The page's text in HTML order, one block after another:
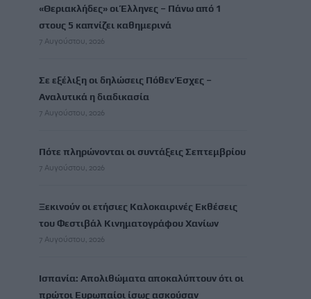
«Θεριακλήδες» οι Έλληνες – Πάνω από 1
στους 5 καπνίζει καθημερινά
7 Αυγούστου, 2026
Σε εξέλιξη οι δηλώσεις Πόθεν Έσχες –
Αναλυτικά η διαδικασία
7 Αυγούστου, 2026
Πότε πληρώνονται οι συντάξεις Σεπτεμβρίου
7 Αυγούστου, 2026
Ξεκινούν οι ετήσιες Καλοκαιρινές Εκθέσεις
του Φεστιβάλ Κινηματογράφου Χανίων
7 Αυγούστου, 2026
Ισπανία: Απολιθώματα αποκαλύπτουν ότι οι
πρώτοι Ευρωπαίοι ίσως ασκούσαν